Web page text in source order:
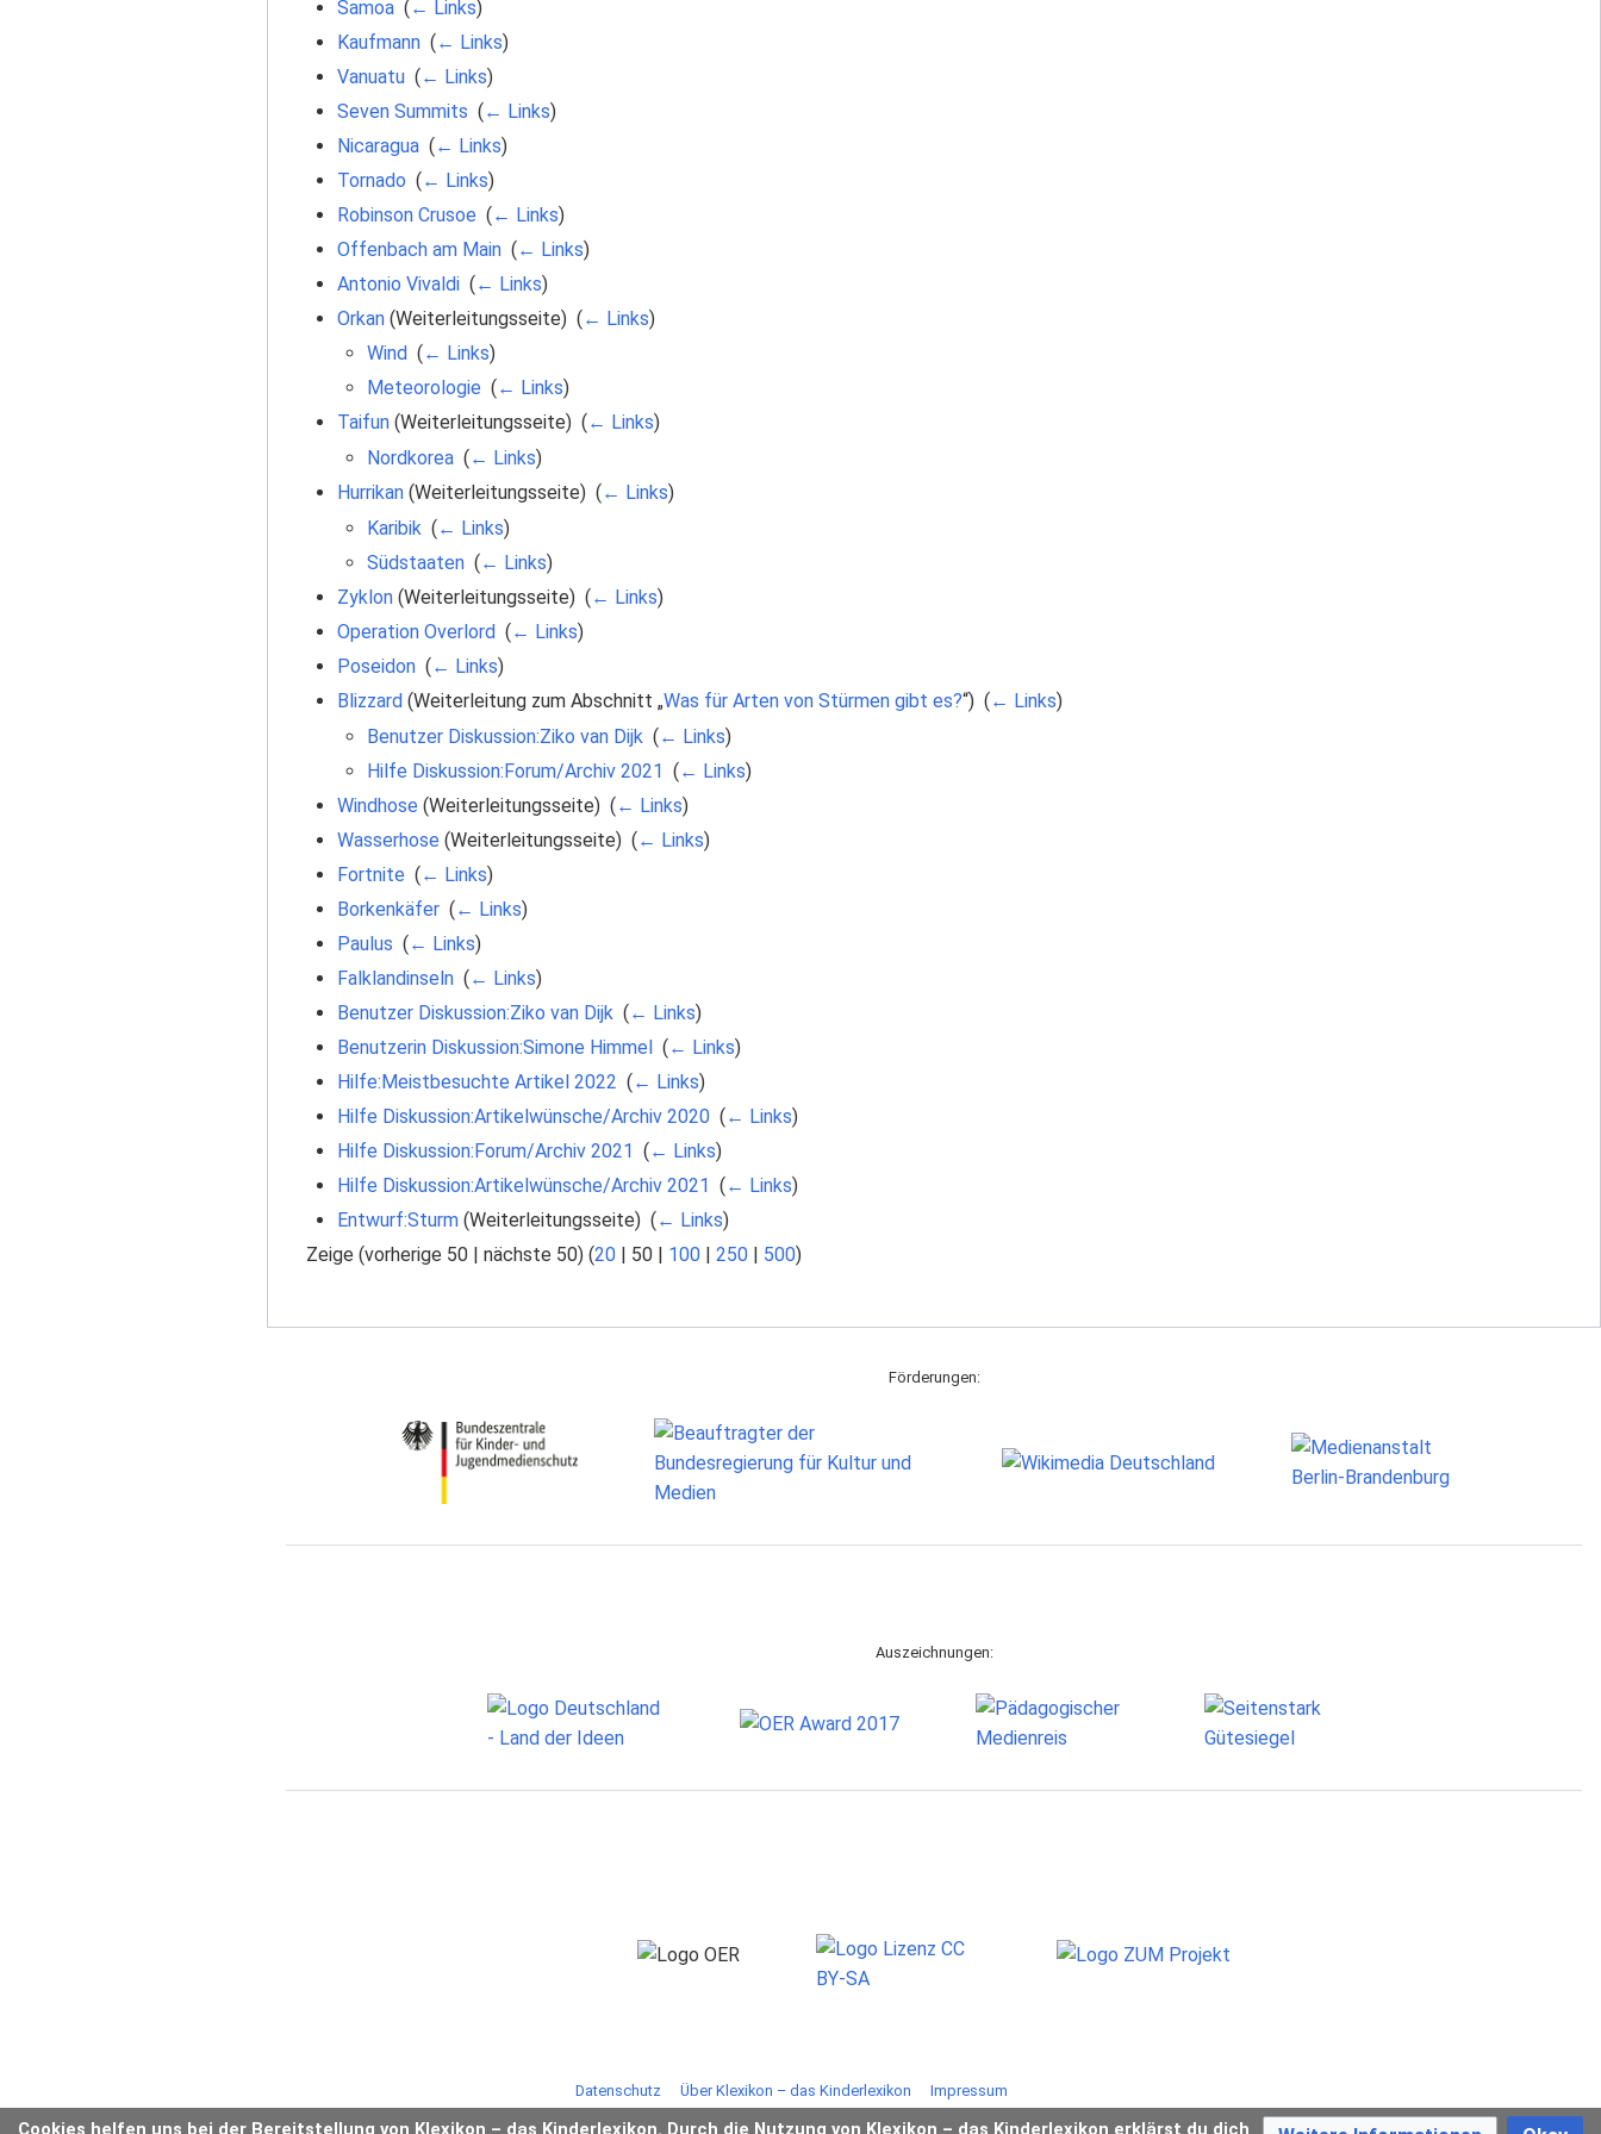
Samoa‎ (← Links)
Kaufmann‎ (← Links)
Vanuatu‎ (← Links)
Seven Summits (← Links)
Nicaragua‎ (← Links)
Tornado (← Links)
Robinson Crusoe (← Links)
Offenbach am Main‎ (← Links)
Antonio Vivaldi‎ (← Links)
Orkan(Weiterleitungsseite) ‎ (← Links)
Wind ‎( ← Links)
Meteorologie ‎( ← Links)
Taifun(Weiterleitungsseite) ‎ ( ← Links)
Nordkorea ‎( ← Links)
Hurrikan(Weiterleitungsseite) ‎ ( ← Links)
Karibik ‎(← Links)
Südstaaten ‎(← Links)
Zyklon(Weiterleitungsseite) ‎ (← Links)
Operation Overlord‎ (← Links)
Poseidon‎ (← Links)
Blizzard(Weiterleitung zum Abschnitt „Was für Arten von Stürmen gibt es?“) ‎ (← Links)
Benutzer Diskussion:Ziko van Dijk ‎(← Links)
Hilfe Diskussion:Forum/Archiv 2021 ‎(← Links)
Windhose (Weiterleitungsseite) ‎ (← Links)
Wasserhose (Weiterleitungsseite) ‎ (← Links)
Fortnite (← Links)
Borkenkäfer‎ (← Links)
Paulus (← Links)
Falklandinseln‎ (← Links)
Benutzer Diskussion:Ziko van Dijk‎ (← Links)
Benutzerin Diskussion:Simone Himmel‎ (← Links)
Hilfe:Meistbesuchte Artikel 2022 (← Links)
Hilfe Diskussion:Artikelwünsche/Archiv 2020‎ (← Links)
Hilfe Diskussion:Forum/Archiv 2021 (← Links)
Hilfe Diskussion:Artikelwünsche/Archiv 2021 (← Links)
Entwurf:Sturm(Weiterleitungsseite) ‎ (← Links)
Zeige (vorherige 50 | nächste 50) (20 | 50 | 100 | 250 | 500)
Cookies helfen uns bei der Bereitstellung von Klexikon – das Kinderlexikon. Durch die Nutzung von Klexikon – das Kinderlexikon erklärst du dich
Förderungen:
Auszeichnungen:
Datenschutz Über Klexikon – das Kinderlexikon Impressum